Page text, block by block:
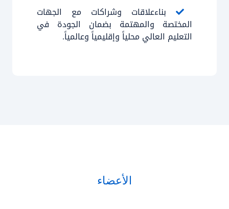
بناءعلاقات وشراكات مع الجهات
المختصة والمهتمة بضمان الجودة في
التعليم العالي محلياً وإقليمياً وعالمياً.
الأعضاء